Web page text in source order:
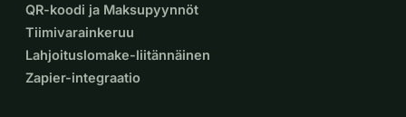
QR-koodi ja Maksupyynnöt
Tiimivarainkeruu
Lahjoituslomake-liitännäinen
Zapier-integraatio